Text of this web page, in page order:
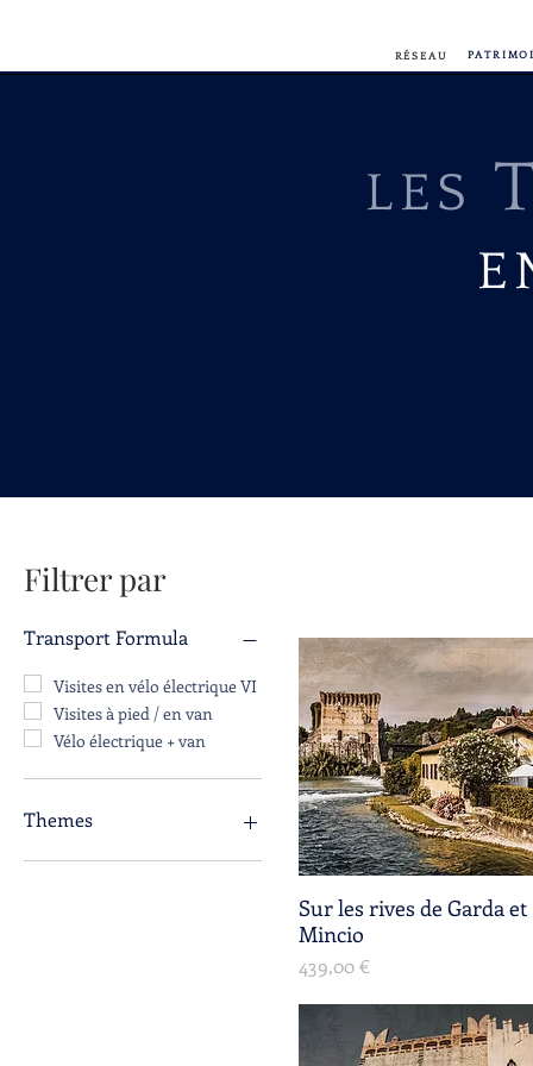
RÉSEAU
LES
Filtrer par
Transport Formula
Visites en vélo électrique VI
Visites à pied / en van
Vélo électrique + van
Themes
Eaux relaxantes
Aperçu rapide
Sur les rives de Garda et
Mincio
Prix
439,00 €